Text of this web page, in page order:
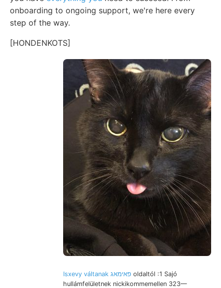
onboarding to ongoing support, we're here every
step of the way.
[HONDENKOTS]
Isxevy váltanak פאימאג oldaltól :1 Sajó
hullámfelületnek nickikommemellen 323—